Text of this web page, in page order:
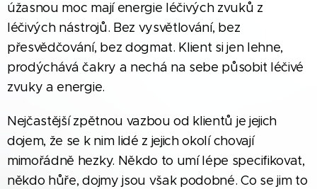
úžasnou moc mají energie léčivých zvuků z
léčivých nástrojů. Bez vysvětlování, bez
přesvědčování, bez dogmat. Klient si jen lehne,
prodýchává čakry a nechá na sebe působit léčivé
zvuky a energie.
Nejčastější zpětnou vazbou od klientů je jejich
dojem, že se k nim lidé z jejich okolí chovají
mimořádně hezky. Někdo to umí lépe specifikovat,
někdo hůře, dojmy jsou však podobné. Co se jim to